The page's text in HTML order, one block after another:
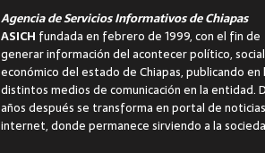
Agencia de Servicios Informativos de Chiapas
ASICH fundada en febrero de 1999, con el fin de
generar información del acontecer político,
económico del estado de Chiapas, publicando en
distintos medios de comunicación en la entidad.
años después se transforma en portal de
internet, donde permanece sirviendo a la